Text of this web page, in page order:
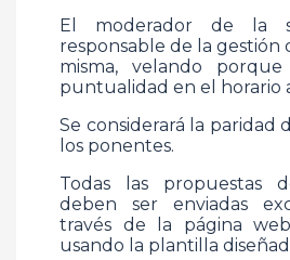
El moderador de la
responsable de la gestión
misma, velando
puntualidad en el horario
Se considerará la paridad
los ponentes.
Todas las propuestas
deben ser enviadas
través de la página
usando la plantilla